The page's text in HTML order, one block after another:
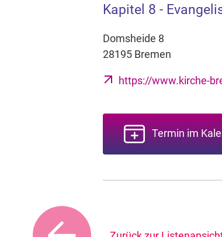
Kapitel 8 -
Domsheide 8
28195 Bremen
https://www.kirche-
Termin im